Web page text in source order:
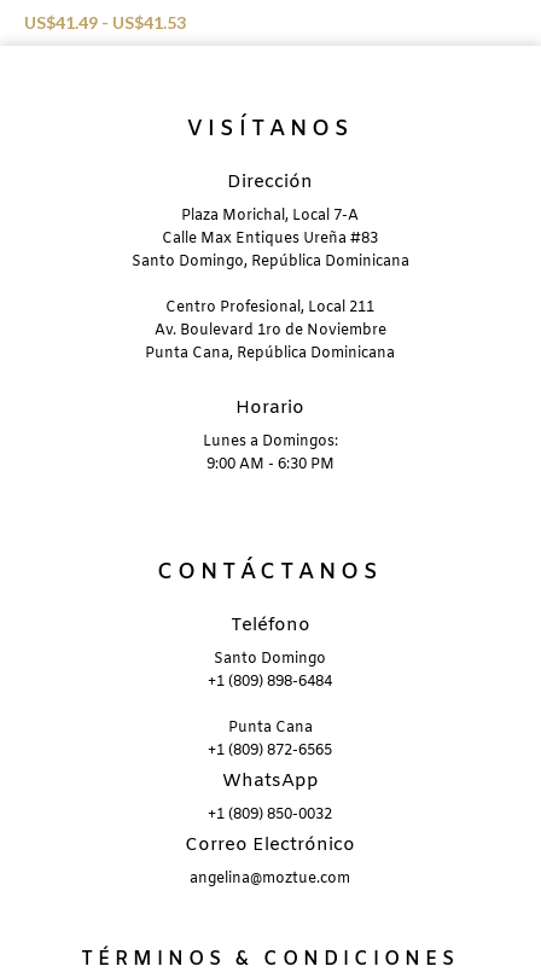
US$41.49 - US$41.53
VISÍTANOS
Dirección
Plaza Morichal, Local 7-A
Calle Max Entiques Ureña #83
Santo Domingo, República Dominicana
Centro Profesional, Local 211
Av. Boulevard 1ro de Noviembre
Punta Cana, República Dominicana
Horario
Lunes a Domingos:
9:00 AM - 6:30 PM
CONTÁCTANOS
Teléfono
Santo Domingo
+1 (809) 898-6484
Punta Cana
+1 (809) 872-6565
WhatsApp
+1 (809) 850-0032
Correo Electrónico
angelina@moztue.com
TÉRMINOS & CONDICIONES